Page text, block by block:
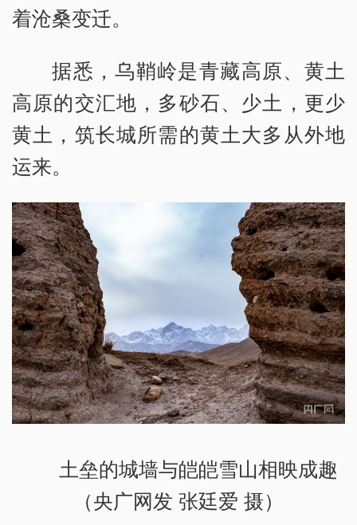
着沧桑变迁。
据悉，乌鞘岭是青藏高原、黄土
高原的交汇地，多砂石、少土，更少
黄土，筑长城所需的黄土大多从外地
运来。
土垒的城墙与皑皑雪山相映成趣
（央广网发 张廷爱 摄）